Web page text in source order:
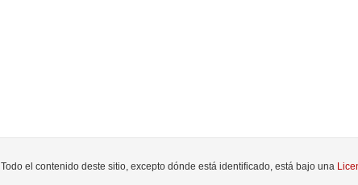
Todo el contenido deste sitio, excepto dónde está identificado, está bajo una